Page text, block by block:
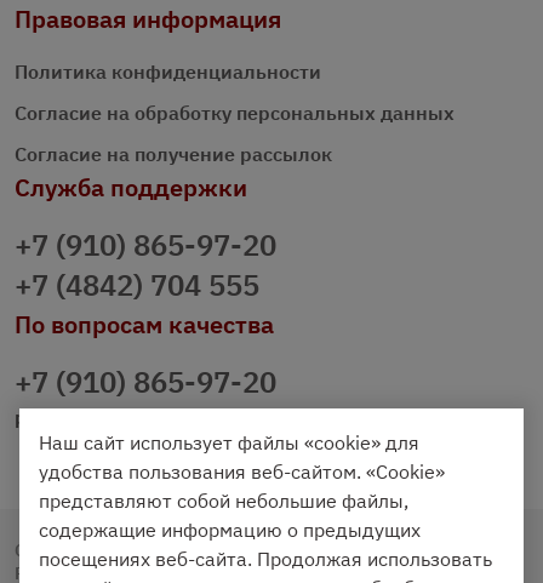
Правовая информация
Политика конфиденциальности
Согласие на обработку персональных данных
Согласие на получение рассылок
Служба поддержки
+7 (910) 865-97-20
+7 (4842) 704 555
По вопросам качества
+7 (910) 865-97-20
prazdnichniy40@palmi.ru
Copyright © 2020 - 2026. Праздничный Стол.
Разработка и продвижение - Vegas Studio
Наш сайт использует файлы «cookie» для
удобства пользования веб-сайтом. «Cookie»
представляют собой небольшие файлы,
содержащие информацию о предыдущих
посещениях веб-сайта. Продолжая использовать